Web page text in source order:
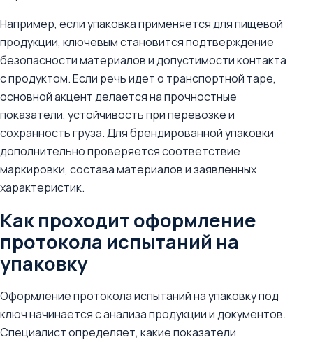
Например, если упаковка применяется для пищевой
продукции, ключевым становится подтверждение
безопасности материалов и допустимости контакта
с продуктом. Если речь идет о транспортной таре,
основной акцент делается на прочностные
показатели, устойчивость при перевозке и
сохранность груза. Для брендированной упаковки
дополнительно проверяется соответствие
маркировки, состава материалов и заявленных
характеристик.
Как проходит оформление
протокола испытаний на
упаковку
Оформление протокола испытаний на упаковку под
ключ начинается с анализа продукции и документов.
Специалист определяет, какие показатели